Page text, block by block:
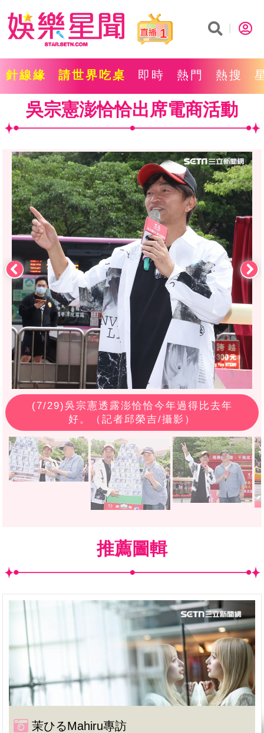
1
針線緣 請世界吃桌 即時 熱門 熱搜
吳宗憲澎恰恰出席電商活動
(7/29)吳宗憲透露澎恰恰今年過得比去年
好。（記者邱榮吉/攝影）
推薦圖輯
茉ひるMahiru專訪